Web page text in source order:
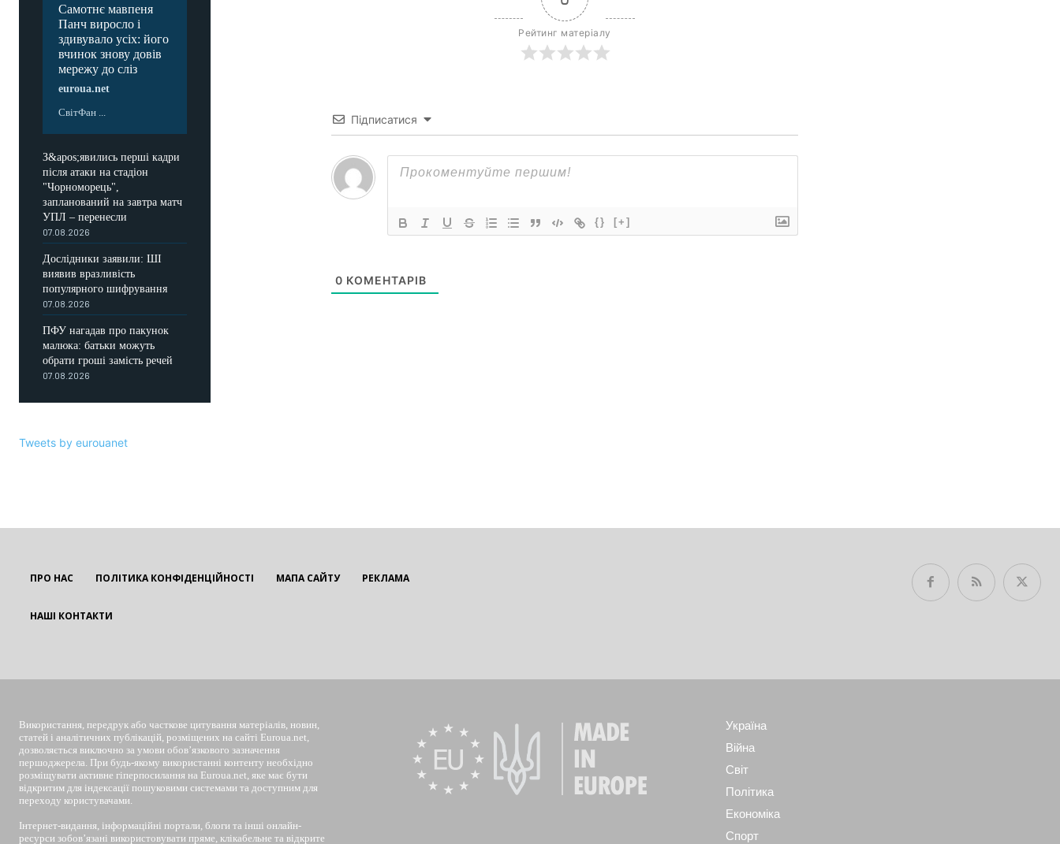
Самотнє мавпеня
Панч виросло і
здивувало усіх: його
вчинок знову довів
мережу до сліз
euroua.net
СвітФан ...
З&apos;явились перші кадри
після атаки на стадіон
"Чорноморець",
запланований на завтра матч
УПЛ – перенесли
07.08.2026
Дослідники заявили: ШІ
виявив вразливість
популярного шифрування
07.08.2026
ПФУ нагадав про пакунок
малюка: батьки можуть
обрати гроші замість речей
07.08.2026
Tweets by eurouanet
Рейтинг матеріалу
Підписатися
{} [+]
0 КОМЕНТАРІВ
ПРО НАС ПОЛІТИКА КОНФІДЕНЦІЙНОСТІ МАПА САЙТУ РЕКЛАМА
НАШІ КОНТАКТИ
Використання, передрук або часткове цитування матеріалів, новин,
статей і аналітичних публікацій, розміщених на сайті Euroua.net,
дозволяється виключно за умови обов’язкового зазначення
першоджерела. При будь-якому використанні контенту необхідно
розміщувати активне гіперпосилання на Euroua.net, яке має бути
відкритим для індексації пошуковими системами та доступним для
переходу користувачами.
Інтернет-видання, інформаційні портали, блоги та інші онлайн-
ресурси зобов’язані використовувати пряме, клікабельне та відкрите
Україна
Війна
Світ
Політика
Економіка
Спорт